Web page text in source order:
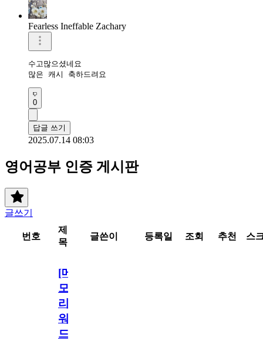
Fearless Ineffable Zachary
수고많으셨네요
많은 캐시 축하드려요
0
답글 쓰기
2025.07.14 08:03
영어공부 인증 게시판
글쓰기
번호
제
목
글쓴이 등록일 조회 추천 스
[메
모
리
워
드